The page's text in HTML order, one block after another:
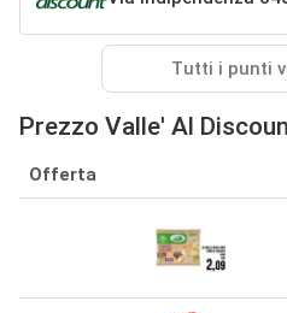
Tutti i punti
Prezzo Valle' Al
Offerta